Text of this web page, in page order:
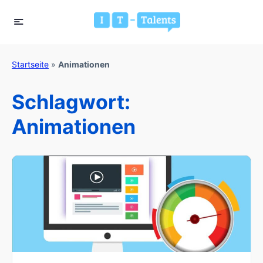
Startseite » Animationen
Schlagwort:
Animationen